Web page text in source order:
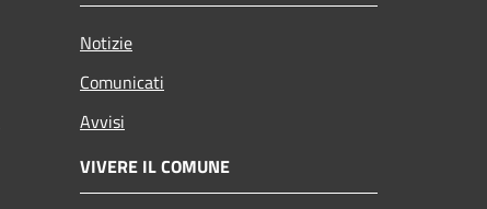
Notizie
Comunicati
Avvisi
VIVERE IL COMUNE